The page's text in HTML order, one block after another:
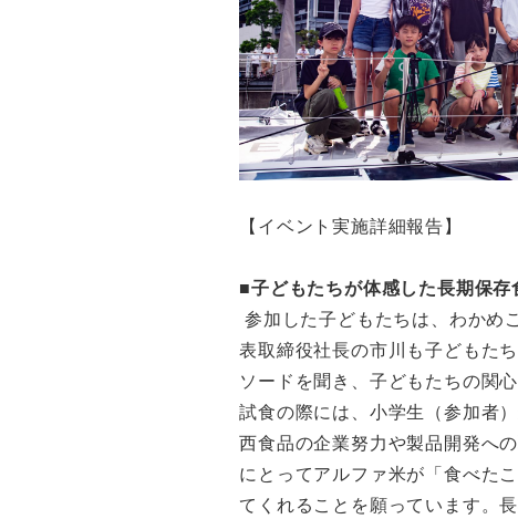
【イベント実施詳細報告】
■子どもたちが体感した長期保存
参加した子どもたちは、わかめ
表取締役社長の市川も子どもた
ソードを聞き、子どもたちの関
試食の際には、小学生（参加者
西食品の企業努力や製品開発へ
にとってアルファ米が「食べた
てくれることを願っています。